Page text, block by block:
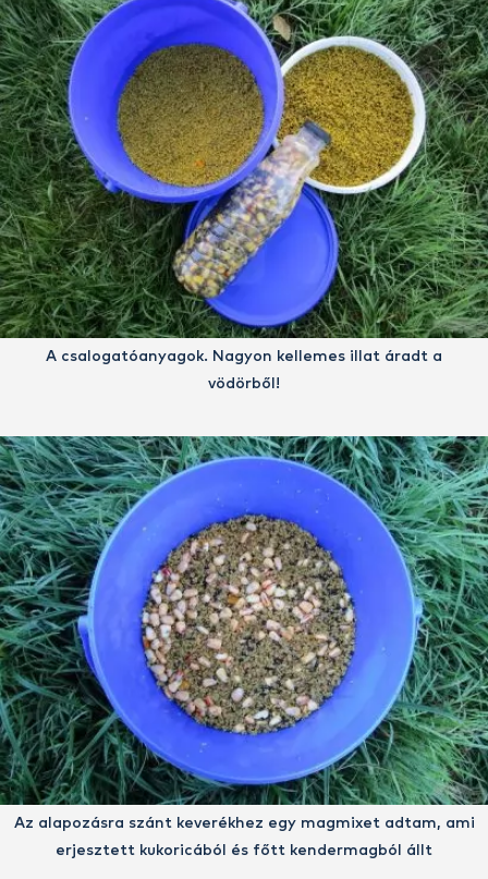
A csalogatóanyagok. Nagyon kellemes illat áradt a
vödörből!
Az alapozásra szánt keverékhez egy magmixet adtam, ami
erjesztett kukoricából és főtt kendermagból állt